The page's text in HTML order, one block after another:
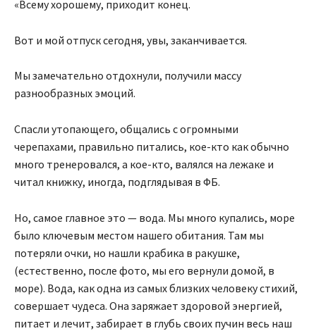
«Всему хорошему, приходит конец.
Вот и мой отпуск сегодня, увы, заканчивается.
Мы замечательно отдохнули, получили массу
разнообразных эмоций.
Спасли утопающего, общались с огромными
черепахами, правильно питались, кое-кто как обычно
много тренеровался, а кое-кто, валялся на лежаке и
читал книжку, иногда, подглядывая в ФБ.
Но, самое главное это — вода. Мы много купались, море
было ключевым местом нашего обитания. Там мы
потеряли очки, но нашли крабика в ракушке,
(естественно, после фото, мы его вернули домой, в
море). Вода, как одна из самых близких человеку стихий,
совершает чудеса. Она заряжает здоровой энергией,
питает и лечит, забирает в глубь своих пучин весь наш